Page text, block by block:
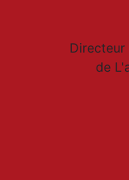
de